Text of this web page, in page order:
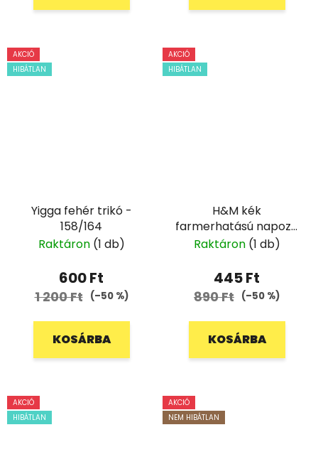
AKCIÓ
HIBÁTLAN
Yigga fehér trikó -
158/164
Raktáron (1 db)
600 Ft
1 200 Ft (–50 %)
KOSÁRBA
AKCIÓ
HIBÁTLAN
H&M kék
farmerhatású napozó
- 68
Raktáron (1 db)
445 Ft
890 Ft (–50 %)
KOSÁRBA
AKCIÓ
HIBÁTLAN
AKCIÓ
NEM HIBÁTLAN